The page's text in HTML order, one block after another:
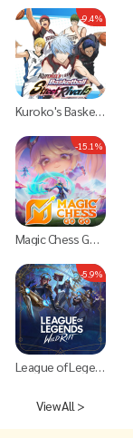
-9.4%
Kuroko's Basketball Street Rivals
-15.1%
Magic Chess Go Go
-5.9%
League of Legends: Wild Rift (TH)
View All >